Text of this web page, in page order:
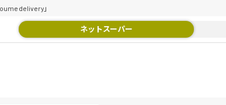
delivery」
ネットスーパー